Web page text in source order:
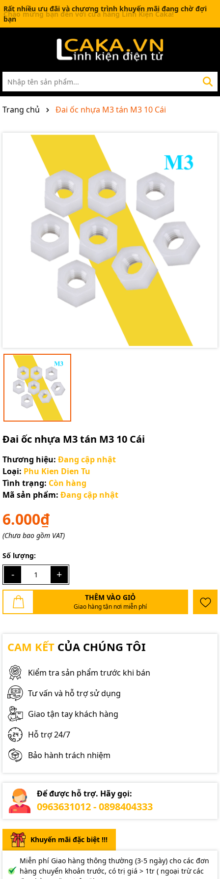
Rất nhiều ưu đãi và chương trình khuyến mãi đang chờ đợi
bạn
Trang chủ Đai ốc nhựa M3 tán M3 10 Cái
Đai ốc nhựa M3 tán M3 10 Cái
Thương hiệu: Đang cập nhật
Loại: Phu Kien Dien Tu
Tình trạng: Còn hàng
Mã sản phẩm: Đang cập nhật
6.000₫
(Chưa bao gồm VAT)
Số lượng:
- +
THÊM VÀO GIỎ
Giao hàng tận nơi miễn phí
CAM KẾT CỦA CHÚNG TÔI
Kiểm tra sản phẩm trước khi bán
Tư vấn và hỗ trợ sử dụng
Giao tận tay khách hàng
Hỗ trợ 24/7
Bảo hành trách nhiệm
Để được hỗ trợ. Hãy gọi:
0963631012 - 0898404333
Khuyến mãi đặc biệt !!!
Miễn phí Giao hàng thông thường (3-5 ngày) cho các đơn
hàng chuyển khoản trước, có trị giá > 1tr ( ngoại trừ các